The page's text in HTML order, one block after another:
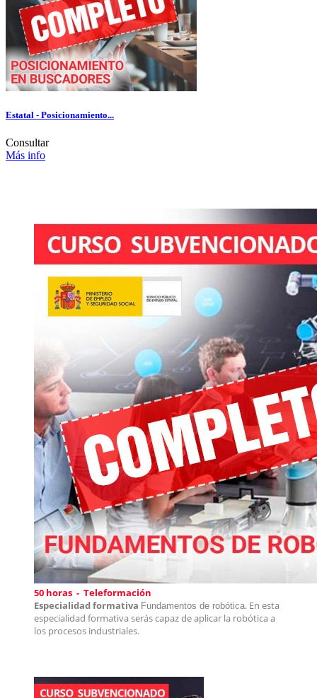
Estatal - Posicionamiento...
Consultar
Más info
50 horas - Teleformación
Especialidad formativa Fundamentos de robótica. En esta
especialidad formativa serás capaz de aplicar la robótica a
los procesos industriales.